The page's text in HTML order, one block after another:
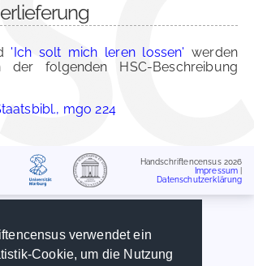
verwendet ein
Cookie, um die Nutzung
'Ich solt mich leren lossen' werden
der folgenden HSC-Beschreibung
mgo 224
Handschriftencensus 2026
Impressum
Datenschutzerklärung